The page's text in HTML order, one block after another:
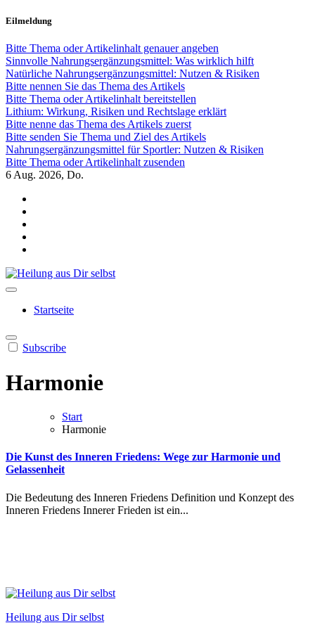
Zum
springen
Eilmeldung
Bitte Thema oder Artikelinhalt genauer angeben
Sinnvolle Nahrungsergänzungsmittel: Was wirklich hilft
Natürliche Nahrungsergänzungsmittel: Nutzen & Risiken
Bitte nennen Sie das Thema des Artikels
Bitte Thema oder Artikelinhalt bereitstellen
Lithium: Wirkung, Risiken und Rechtslage erklärt
Bitte nenne das Thema des Artikels zuerst
Bitte senden Sie Thema und Ziel des Artikels
Nahrungsergänzungsmittel für Sportler: Nutzen & Risiken
Bitte Thema oder Artikelinhalt zusenden
6 Aug. 2026, Do.
Startseite
Subscribe
Harmonie
Start
Harmonie
Die Kunst des Inneren Friedens: Wege zur Harmonie und
Gelassenheit
Die Bedeutung des Inneren Friedens Definition und Konzept des
Inneren Friedens Innerer Frieden ist ein...
Heilung aus Dir selbst